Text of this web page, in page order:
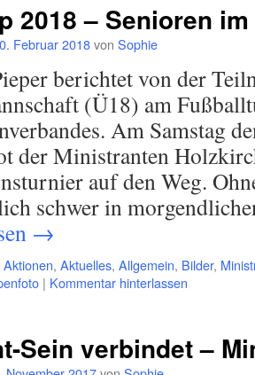
2018 – Senioren
Februar 2018von Sophie
berichtet von der
(Ü18) am
Am Samstag
der Ministranten
auf den Weg.
schwer in
→
Aktionen, Aktuelles, Allgemein, Bilder,
| Kommentar hinterlassen
Sein verbindet –